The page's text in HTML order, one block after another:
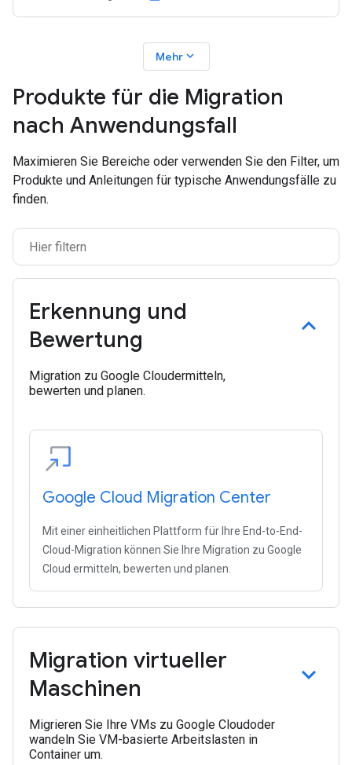
Mehrexpand_more
Produkte für die Migration
nach Anwendungsfall
Maximieren Sie Bereiche oder verwenden Sie den Filter, um
Produkte und Anleitungen für typische Anwendungsfälle zu
finden.
Erkennung und
Bewertung
Migration zu Google Cloudermitteln,
bewerten und planen.
Google Cloud Migration Center
Mit einer einheitlichen Plattform für Ihre End-to-End-
Cloud-Migration können Sie Ihre Migration zu Google
Cloud ermitteln, bewerten und planen.
Migration virtueller
Maschinen
Migrieren Sie Ihre VMs zu Google Cloudoder
wandeln Sie VM-basierte Arbeitslasten in
Container um.